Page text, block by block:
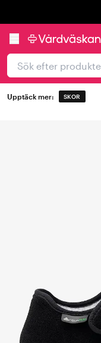
Upptäck mer: SKOR